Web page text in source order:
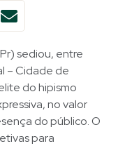
sediou, entre
– Cidade de
do hipismo
no valor
do público. O
para